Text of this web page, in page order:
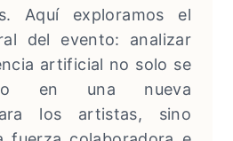
Aquí exploramos el
del evento: analizar
artificial no solo se
en una nueva
los artistas, sino